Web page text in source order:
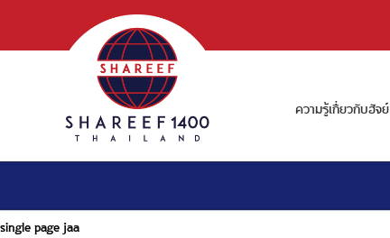
ความรู้เกี่ยวกับฮัจย์
single page jaa